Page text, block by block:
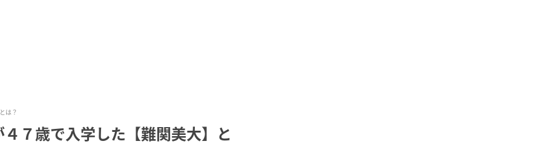
は？
４７歳で入学した【難関美大】と